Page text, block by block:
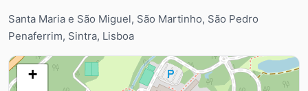
Santa Maria e São Miguel, São Martinho, São Pedro
Penaferrim, Sintra, Lisboa
+